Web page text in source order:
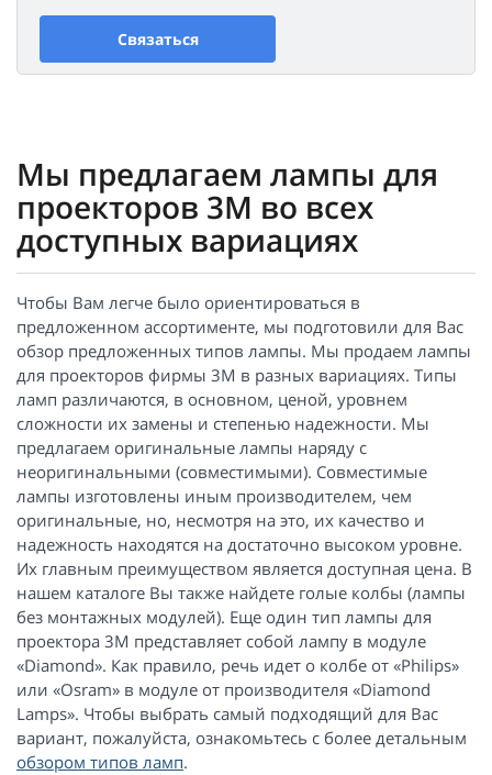
Связаться
Мы предлагаем лампы для
проекторов 3M во всех
доступных вариациях
Чтобы Вам легче было ориентироваться в
предложенном ассортименте, мы подготовили для Вас
обзор предложенных типов лампы. Мы продаем лампы
для проекторов фирмы 3M в разных вариациях. Типы
ламп различаются, в основном, ценой, уровнем
сложности их замены и степенью надежности. Мы
предлагаем оригинальные лампы наряду с
неоригинальными (совместимыми). Совместимые
лампы изготовлены иным производителем, чем
оригинальные, но, несмотря на это, их качество и
надежность находятся на достаточно высоком уровне.
Их главным преимуществом является доступная цена. В
нашем каталоге Вы также найдете голые колбы (лампы
без монтажных модулей). Еще один тип лампы для
проектора 3M представляет собой лампу в модуле
«Diamond». Как правило, речь идет о колбе от «Philips»
или «Osram» в модуле от производителя «Diamond
Lamps». Чтобы выбрать самый подходящий для Вас
вариант, пожалуйста, ознакомьтесь с более детальным
обзором типов ламп.